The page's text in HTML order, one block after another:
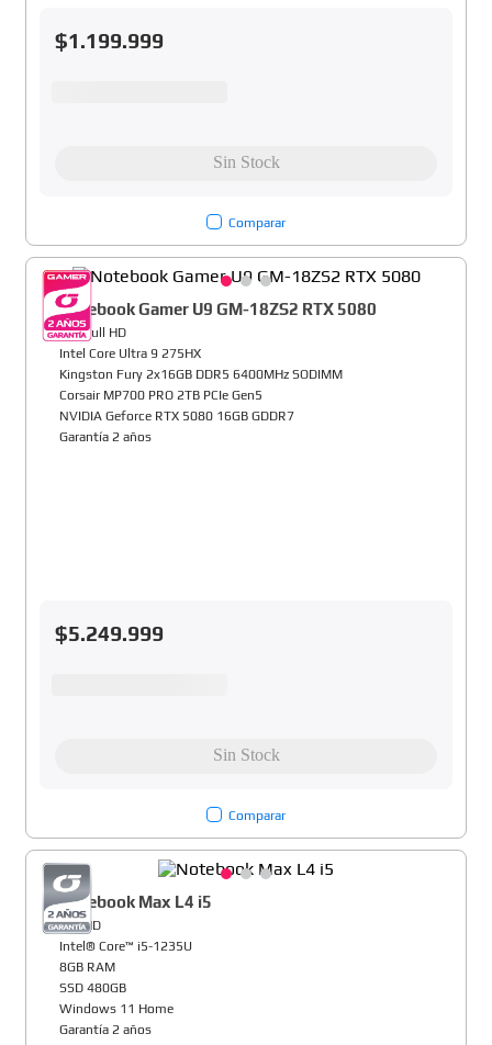
$1.199.999
Comparar
Notebook Gamer U9 GM-18ZS2 RTX 5080
18" Full HD
Intel Core Ultra 9 275HX
Kingston Fury 2x16GB DDR5 6400MHz SODIMM
Corsair MP700 PRO 2TB PCIe Gen5
NVIDIA Geforce RTX 5080 16GB GDDR7
Garantía 2 años
$5.249.999
Comparar
Notebook Max L4 i5
14" HD
Intel® Core™ i5-1235U
8GB RAM
SSD 480GB
Windows 11 Home
Garantía 2 años